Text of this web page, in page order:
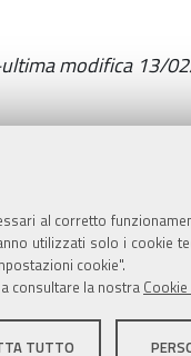
al corretto
utilizzati solo i cookie
cookie".
consultare la nostra
TUTTO
ultima modifica 13/
Predosa